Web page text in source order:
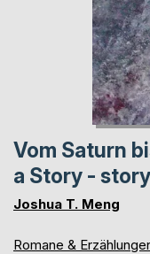
Vom Saturn
a Story -
Joshua T. Meng
Romane &